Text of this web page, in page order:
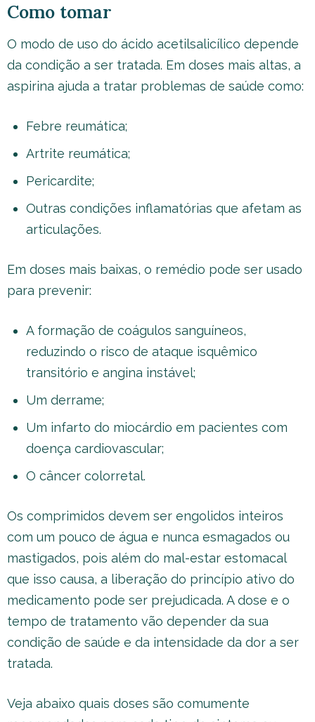
Como tomar
O modo de uso do ácido acetilsalicílico depende
da condição a ser tratada. Em doses mais altas, a
aspirina ajuda a tratar problemas de saúde como:
Febre reumática;
Artrite reumática;
Pericardite;
Outras condições inflamatórias que afetam as
articulações.
Em doses mais baixas, o remédio pode ser usado
para prevenir:
A formação de coágulos sanguíneos,
reduzindo o risco de ataque isquêmico
transitório e angina instável;
Um derrame;
Um infarto do miocárdio em pacientes com
doença cardiovascular;
O câncer colorretal.
Os comprimidos devem ser engolidos inteiros
com um pouco de água e nunca esmagados ou
mastigados, pois além do mal-estar estomacal
que isso causa, a liberação do princípio ativo do
medicamento pode ser prejudicada. A dose e o
tempo de tratamento vão depender da sua
condição de saúde e da intensidade da dor a ser
tratada.
Veja abaixo quais doses são comumente